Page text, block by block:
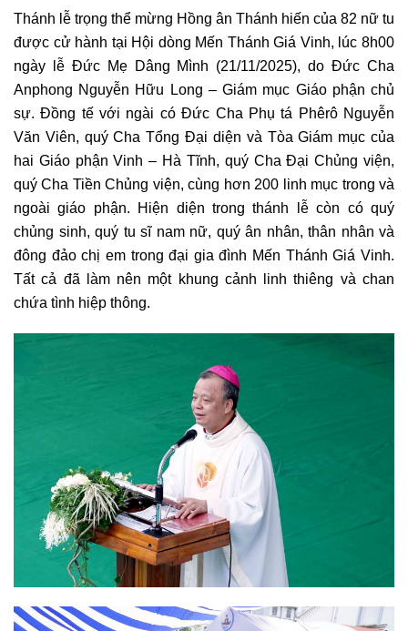
Thánh lễ trọng thể mừng Hồng ân Thánh hiến của 82 nữ tu
được cử hành tại Hội dòng Mến Thánh Giá Vinh, lúc 8h00
ngày lễ Đức Mẹ Dâng Mình (21/11/2025), do Đức Cha
Anphong Nguyễn Hữu Long – Giám mục Giáo phận chủ
sự. Đồng tế với ngài có Đức Cha Phụ tá Phêrô Nguyễn
Văn Viên, quý Cha Tổng Đại diện và Tòa Giám mục của
hai Giáo phận Vinh – Hà Tĩnh, quý Cha Đại Chủng viện,
quý Cha Tiền Chủng viện, cùng hơn 200 linh mục trong và
ngoài giáo phận. Hiện diện trong thánh lễ còn có quý
chủng sinh, quý tu sĩ nam nữ, quý ân nhân, thân nhân và
đông đảo chị em trong đại gia đình Mến Thánh Giá Vinh.
Tất cả đã làm nên một khung cảnh linh thiêng và chan
chứa tình hiệp thông.